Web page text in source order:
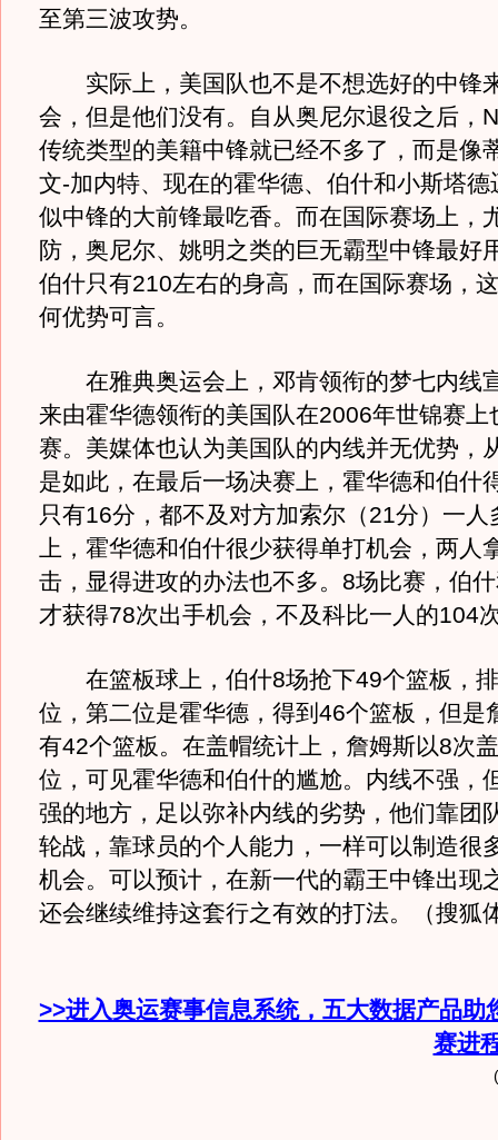
至第三波攻势。
实际上，美国队也不是不想选好的中锋
会，但是他们没有。自从奥尼尔退役之后，
传统类型的美籍中锋就已经不多了，而是像
文-加内特、现在的霍华德、伯什和小斯塔德
似中锋的大前锋最吃香。而在国际赛场上，
防，奥尼尔、姚明之类的巨无霸型中锋最好
伯什只有210左右的身高，而在国际赛场，
何优势可言。
在雅典奥运会上，邓肯领衔的梦七内线
来由霍华德领衔的美国队在2006年世锦赛上
赛。美媒体也认为美国队的内线并无优势，
是如此，在最后一场决赛上，霍华德和伯什
只有16分，都不及对方加索尔（21分）一人
上，霍华德和伯什很少获得单打机会，两人
击，显得进攻的办法也不多。8场比赛，伯
才获得78次出手机会，不及科比一人的104
在篮板球上，伯什8场抢下49个篮板，
位，第二位是霍华德，得到46个篮板，但是
有42个篮板。在盖帽统计上，詹姆斯以8次
位，可见霍华德和伯什的尴尬。内线不强，
强的地方，足以弥补内线的劣势，他们靠团
轮战，靠球员的个人能力，一样可以制造很
机会。可以预计，在新一代的霸王中锋出现
还会继续维持这套行之有效的打法。（搜狐
>>进入奥运赛事信息系统，五大数据产品助
赛进